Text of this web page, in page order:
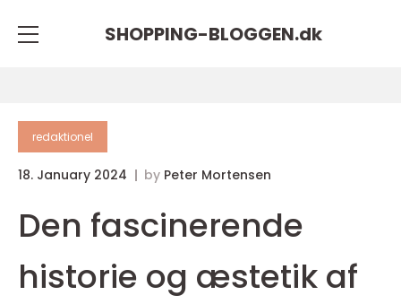
SHOPPING-BLOGGEN.dk
redaktionel
18. January 2024 by Peter Mortensen
Den fascinerende
historie og æstetik af